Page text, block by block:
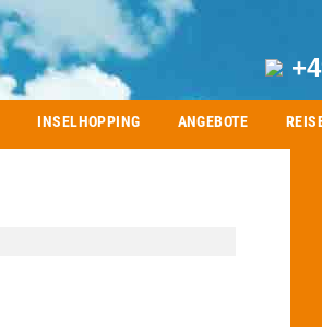
INSELHOPPING ANGEBOTE